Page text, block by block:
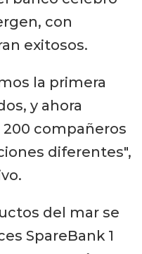
con
exitosos.
la primera
y ahora
compañeros
diferentes",
del mar se
SpareBank 1